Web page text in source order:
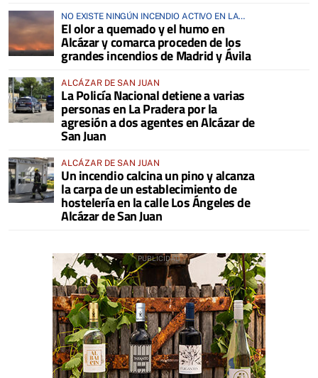
NO EXISTE NINGÚN INCENDIO ACTIVO EN LA
COMARCA
El olor a quemado y el humo en
Alcázar y comarca proceden de los
grandes incendios de Madrid y Ávila
ALCÁZAR DE SAN JUAN
La Policía Nacional detiene a varias
personas en La Pradera por la
agresión a dos agentes en Alcázar de
San Juan
ALCÁZAR DE SAN JUAN
Un incendio calcina un pino y alcanza
la carpa de un establecimiento de
hostelería en la calle Los Ángeles de
Alcázar de San Juan